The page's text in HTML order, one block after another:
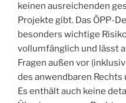
keinen ausreichenden
Projekte gibt. Das ÖPP-
besonders wichtige
vollumfänglich und lässt
Fragen außen vor
des anwendbaren
Es enthält auch keine